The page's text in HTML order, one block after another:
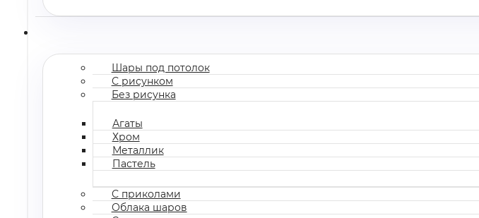
Шары под потолок
С рисунком
Без рисунка
Агаты
Хром
Металлик
Пастель
С приколами
Облака шаров